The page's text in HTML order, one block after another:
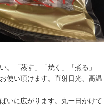
。「蒸す」「焼く」「煮る」
使い頂けます。直射日光、高温
いに広がります。丸一日かけて